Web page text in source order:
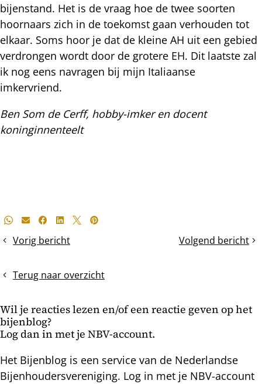
bijenstand. Het is de vraag hoe de twee soorten
hoornaars zich in de toekomst gaan verhouden tot
elkaar. Soms hoor je dat de kleine AH uit een gebied
verdrongen wordt door de grotere EH. Dit laatste zal
ik nog eens navragen bij mijn Italiaanse
imkervriend.
Ben Som de Cerff, hobby-imker en docent
koninginnenteelt
Deel
bericht
Whatsapp
E-mailFacebook
LinkedIn
X Pinterest
Vorig bericht
Darren
hoornaars
Volgend bericht
Muizen
Terug naar overzicht
Wil je reacties lezen en/of een reactie geven op het
bijenblog?
Log dan in met je NBV-account.
Het Bijenblog is een service van de Nederlandse
Bijenhoudersvereniging. Log in met je NBV-account